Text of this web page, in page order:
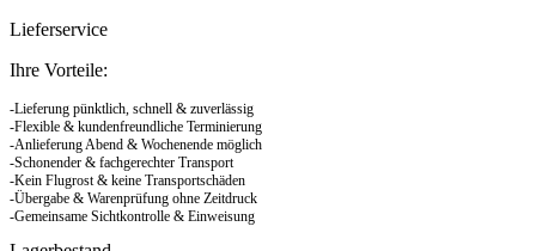
Lieferservice
Ihre Vorteile:
-Lieferung pünktlich, schnell & zuverlässig
-Flexible & kundenfreundliche Terminierung
-Anlieferung Abend & Wochenende möglich
-Schonender & fachgerechter Transport
-Kein Flugrost & keine Transportschäden
-Übergabe & Warenprüfung ohne Zeitdruck
-Gemeinsame Sichtkontrolle & Einweisung